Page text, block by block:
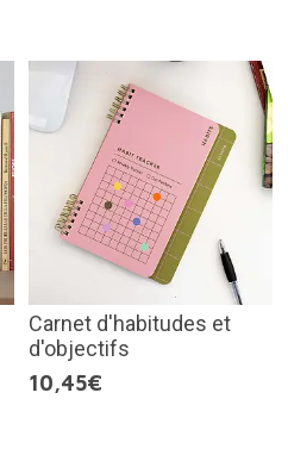
Carnet d'habitudes et
d'objectifs
10,45€